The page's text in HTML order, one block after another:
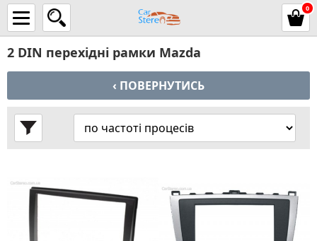
0
2 DIN перехідні рамки Mazda
‹ ПОВЕРНУТИСЬ